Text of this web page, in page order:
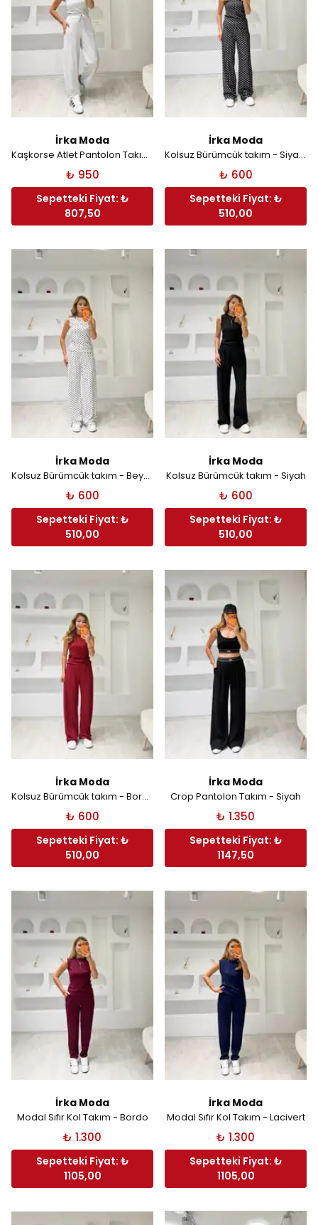
İrka Moda
Kaşkorse Atlet Pantolon Takım - Açık Gri
₺ 950
Sepetteki Fiyat: ₺
807,50
İrka Moda
Kolsuz Bürümcük takım - Siyah Puantiyeli
₺ 600
Sepetteki Fiyat: ₺
510,00
İrka Moda
Kolsuz Bürümcük takım - Beyaz Puantiyeli
₺ 600
Sepetteki Fiyat: ₺
510,00
İrka Moda
Kolsuz Bürümcük takım - Siyah
₺ 600
Sepetteki Fiyat: ₺
510,00
İrka Moda
Kolsuz Bürümcük takım - Bordo
₺ 600
Sepetteki Fiyat: ₺
510,00
İrka Moda
Crop Pantolon Takım - Siyah
₺ 1.350
Sepetteki Fiyat: ₺
1147,50
İrka Moda
Modal Sıfır Kol Takım - Bordo
₺ 1.300
Sepetteki Fiyat: ₺
1105,00
İrka Moda
Modal Sıfır Kol Takım - Lacivert
₺ 1.300
Sepetteki Fiyat: ₺
1105,00